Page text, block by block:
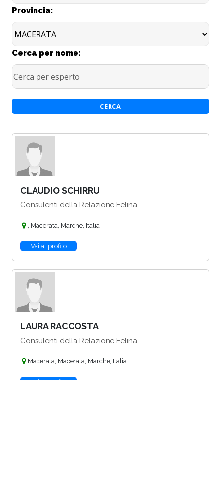
Provincia:
Cerca per nome:
CLAUDIO SCHIRRU
Consulenti della Relazione Felina,
, Macerata, Marche, Italia
Vai al profilo
LAURA RACCOSTA
Consulenti della Relazione Felina,
Macerata, Macerata, Marche, Italia
Vai al profilo